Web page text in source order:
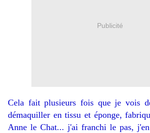
Publicité
Cela fait plusieurs fois que je vois
démaquiller en tissu et éponge,
Anne le Chat... j'ai franchi le pas,